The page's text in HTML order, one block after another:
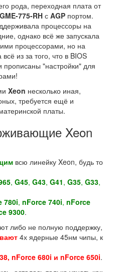
рода, переходная плата от
775-RH с AGP портом.
процессоры на
однако всё же запускала
процессорами, но на
из за того, что в BIOS
"настройки" для
Xeon несколько иная,
требуется ещё и
платы.
Xeon
всю линейку Xeon, будь то
, G45, G43, G41, G35, G33,
780i, nForce 740i, nForce
9300.
либо не полную поддержку,
4х ядерные 45нм чипы, к
nForce 680i и nForce 650i.